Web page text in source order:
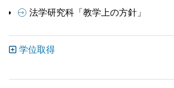
法学研究科「教学上の方針」
学位取得